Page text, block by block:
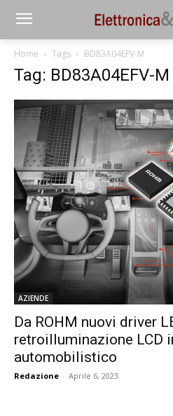
Home Tags BD83A04EFV-M
Tag: BD83A04EFV-M
AZIENDE
Da ROHM nuovi driver
retroilluminazione LCD
automobilistico
Redazione - Aprile 6, 2023